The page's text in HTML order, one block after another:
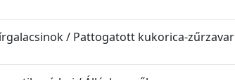
/ Pattogatott kukorica-zűrzavar